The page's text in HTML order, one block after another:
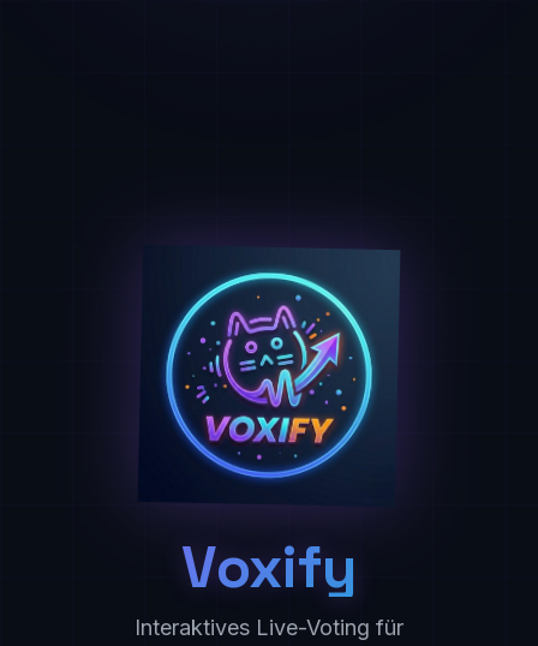
Voxify
Interaktives Live-Voting für